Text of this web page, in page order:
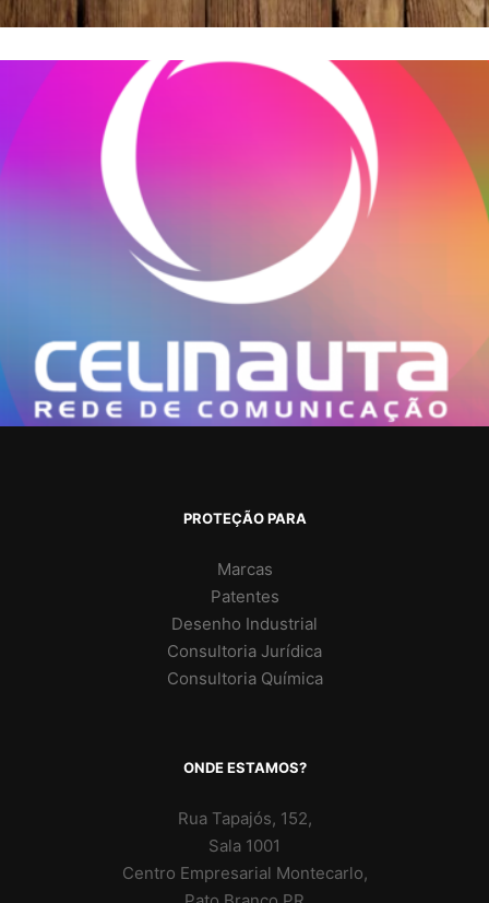
PROTEÇÃO PARA
Marcas
Patentes
Desenho Industrial
Consultoria Jurídica
Consultoria Química
ONDE ESTAMOS?
Rua Tapajós, 152,
Sala 1001
Centro Empresarial Montecarlo,